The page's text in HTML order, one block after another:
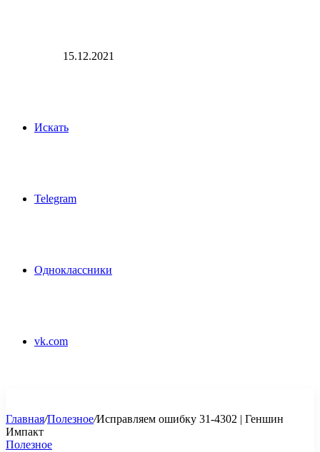
15.12.2021
Искать
Telegram
Одноклассники
vk.com
Главная/Полезное/Исправляем ошибку 31-4302 | Геншин
Импакт
Полезное